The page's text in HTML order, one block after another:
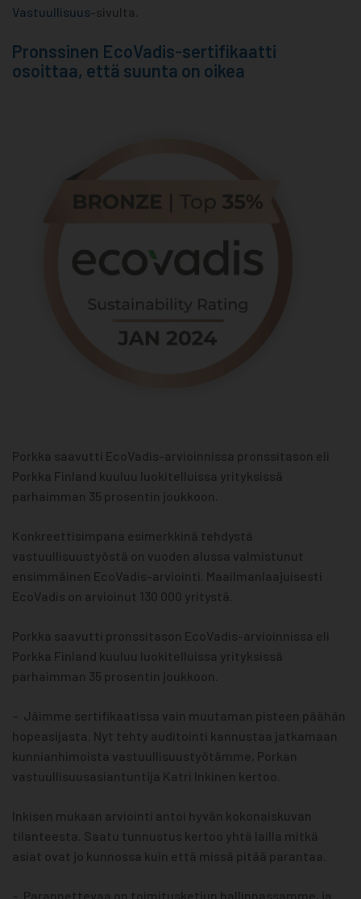
Vastuullisuus-sivulta.
Pronssinen EcoVadis-sertifikaatti
osoittaa, että suunta on oikea
Porkka saavutti EcoVadis-arvioinnissa pronssitason eli
Porkka Finland kuuluu luokitelluissa yrityksissä
parhaimman 35 prosentin joukkoon.
Konkreettisimpana esimerkkinä tehdystä
vastuullisuustyöstä on vuoden alussa valmistunut
ensimmäinen EcoVadis-arviointi. Maailmanlaajuisesti
EcoVadis on arvioinut 130 000 yritystä.
Porkka saavutti pronssitason EcoVadis-arvioinnissa eli
Porkka Finland kuuluu luokitelluissa yrityksissä
parhaimman 35 prosentin joukkoon.
– Jäimme sertifikaatissa vain muutaman pisteen päähän
hopeasijasta. Nyt tehty auditointi kannustaa jatkamaan
kunnianhimoista vastuullisuustyötämme, Porkan
vastuullisuusasiantuntija Katri Inkinen kertoo.
Inkisen mukaan arviointi antoi hyvän kokonaiskuvan
tilanteesta. Saatu tunnustus kertoo yhtä lailla mitkä
asiat ovat jo kunnossa kuin että missä pitää parantaa.
– Parannettevaa on toimitusketjun hallinnassamme, ja